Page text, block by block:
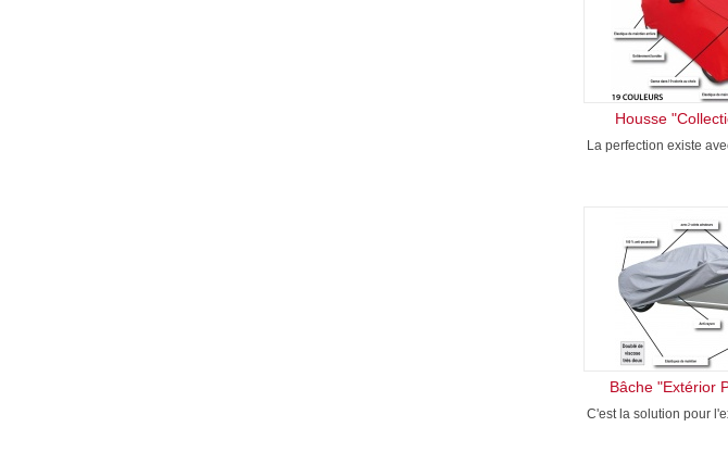
Housse
La perfection existe
Bâche "Extérior
C'est la solution pour